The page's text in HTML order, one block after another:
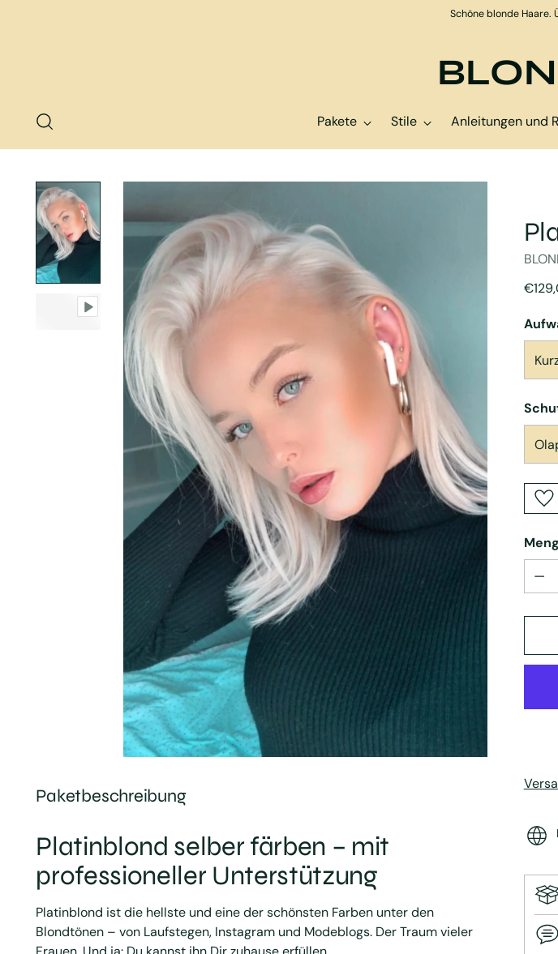
Schöne blonde Haare.
Pakete Stile Anleitungen und
Paketbeschreibung
Platinblond selber färben – mit
professioneller Unterstützung
Platinblond ist die hellste und eine der schönsten Farben unter den
Blondtönen – von Laufstegen, Instagram und Modeblogs. Der Traum vieler